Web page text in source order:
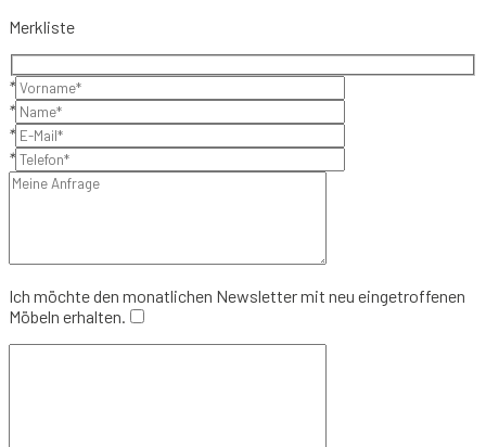
Merkliste
*
*
*
*
Ich möchte den monatlichen Newsletter mit neu eingetroffenen
Möbeln erhalten.